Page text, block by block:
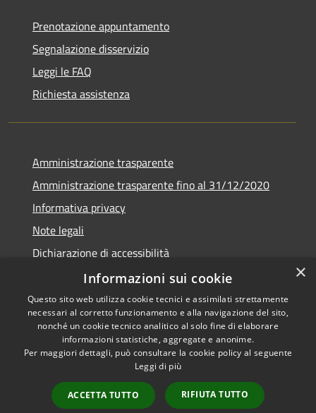
Prenotazione appuntamento
Segnalazione disservizio
Leggi le FAQ
Richiesta assistenza
Amministrazione trasparente
Amministrazione trasparente fino al 31/12/2020
Informativa privacy
Note legali
Dichiarazione di accessibilità
Accessibilità
Privacy
Mappa del sito
Area riservata ai
Copyright © 2026 • Comune di
Teramo • Powered by
Municipium• Accesso
×
Informazioni sui cookie
Questo sito web utilizza cookie tecnici e assimilati strettamente
necessari al corretto funzionamento e alla navigazione del sito,
nonché un cookie tecnico analitico al solo fine di elaborare
informazioni statistiche, aggregate e anonime.
Per maggiori dettagli, può consultare la cookie policy al seguente
Leggi di più
ACCETTA TUTTO RIFIUTA TUTTO